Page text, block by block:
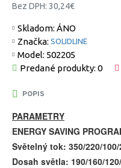
Skladom: ÁNO
Značka: SOLIDLINE
Model: 502205
Predané produkty: 0
Bez DPH: 30,24€
POPIS
PARAMETRY
ENERGY SAVING
Světelný tok: 350/220/
Dosah světla: 190/160/